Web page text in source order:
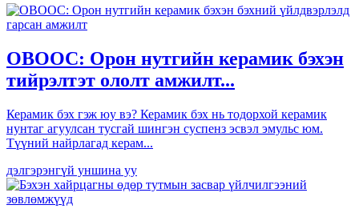
OBOOC: Орон нутгийн керамик бэхэн
тийрэлтэт ололт амжилт...
Керамик бэх гэж юу вэ? Керамик бэх нь тодорхой керамик
нунтаг агуулсан тусгай шингэн суспенз эсвэл эмульс юм.
Түүний найрлагад керам...
дэлгэрэнгүй уншина уу